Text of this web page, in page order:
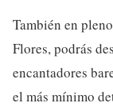
También en
Flores, podrás
encantadores
el más mínimo